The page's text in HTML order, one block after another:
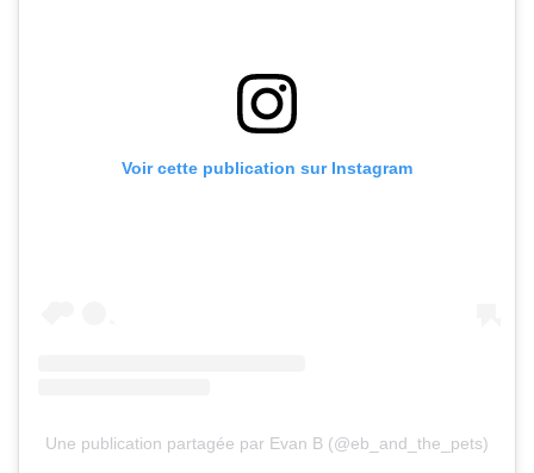
Voir cette publication sur Instagram
Une publication partagée par Evan B (@eb_and_the_pets)